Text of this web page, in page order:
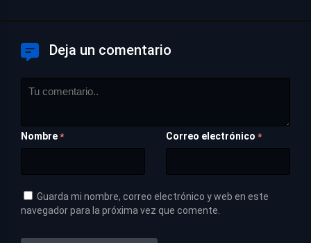
Deja un comentario
Nombre * Correo electrónico *
Guarda mi nombre, correo electrónico y web en este
navegador para la próxima vez que comente.